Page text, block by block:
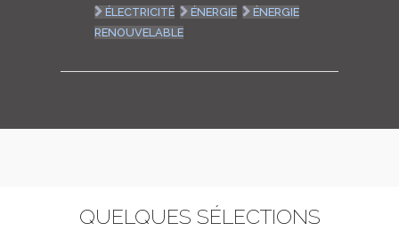
ÉLECTRICITÉ
ÉNERGIE
ÉNERGIE
RENOUVELABLE
QUELQUES SÉLECTIONS